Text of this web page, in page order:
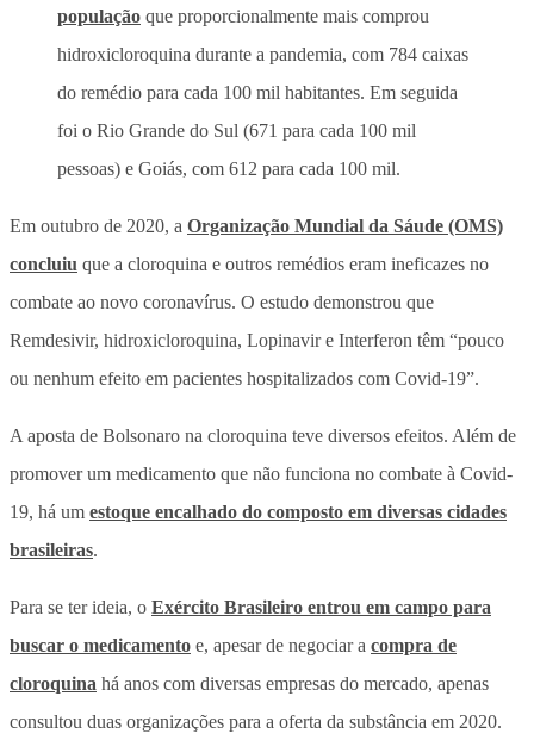
população que proporcionalmente mais comprou
hidroxicloroquina durante a pandemia, com 784 caixas
do remédio para cada 100 mil habitantes. Em seguida
foi o Rio Grande do Sul (671 para cada 100 mil
pessoas) e Goiás, com 612 para cada 100 mil.
Em outubro de 2020, a Organização Mundial da Sáude (OMS)
concluiu que a cloroquina e outros remédios eram ineficazes no
combate ao novo coronavírus. O estudo demonstrou que
Remdesivir, hidroxicloroquina, Lopinavir e Interferon têm “pouco
ou nenhum efeito em pacientes hospitalizados com Covid-19”.
A aposta de Bolsonaro na cloroquina teve diversos efeitos. Além de
promover um medicamento que não funciona no combate à Covid-
19, há um estoque encalhado do composto em diversas cidades
brasileiras.
Para se ter ideia, o Exército Brasileiro entrou em campo para
buscar o medicamento e, apesar de negociar a compra de
cloroquina há anos com diversas empresas do mercado, apenas
consultou duas organizações para a oferta da substância em 2020.